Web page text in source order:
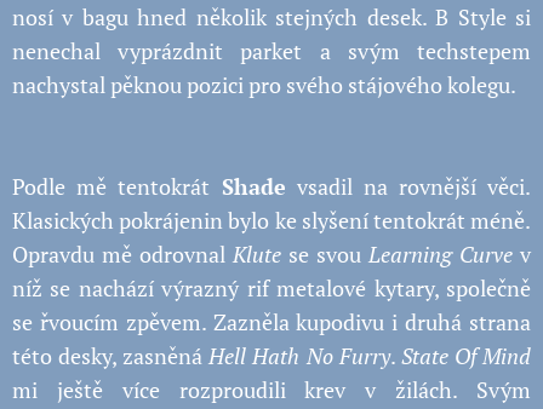
nosí v bagu hned několik stejných desek.B Style si
nenechal vyprázdnit parket a svým techstepem
nachystal pěknou pozici pro svého stájového kolegu.
Podle mě tentokrát Shade vsadil na rovnější věci.
Klasických pokrájenin bylo ke slyšení tentokrát méně.
Opravdu mě odrovnal Klute se svou Learning Curve v
níž se nachází výrazný rif metalové kytary, společně
se řvoucím zpěvem. Zazněla kupodivu i druhá strana
této desky, zasněnáHell Hath No Furry. State Of Mind
mi ještě více rozproudili krev v žilách. Svým